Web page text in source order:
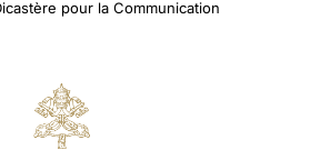
pour la Communication